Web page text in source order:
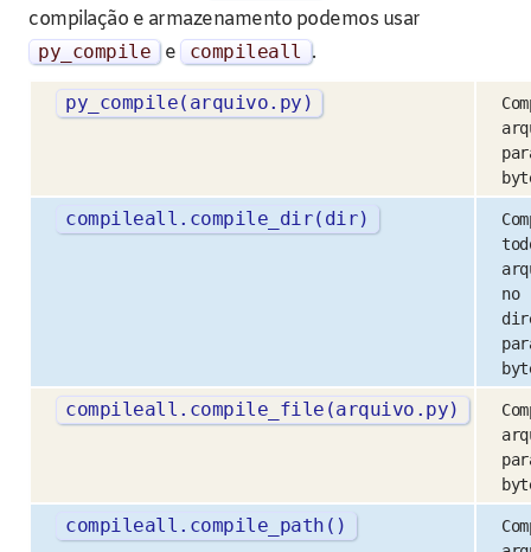
compilação e armazenamento podemos usar
py_compile e compileall .
py_compile( arquivo. py )
compileall . compile_dir( dir)
no
compileall . compile_file (arquivo . py)
compileall . compile_path ()